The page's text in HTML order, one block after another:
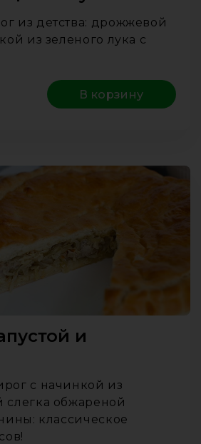
из детства: дрожжевой
из зеленого лука с
В корзину
и
с начинкой из
слегка обжареной
классическое